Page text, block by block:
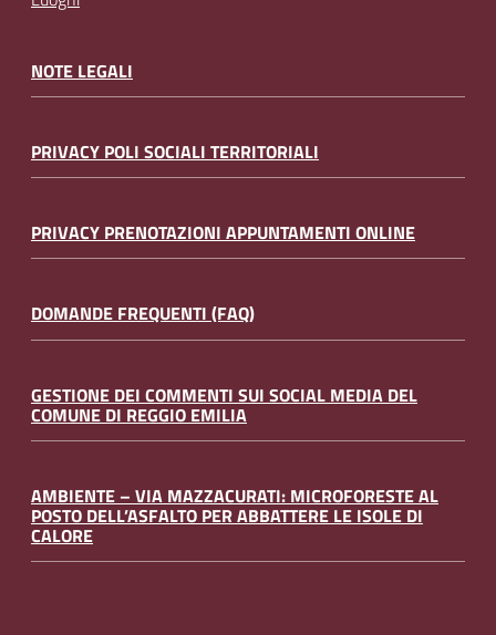
NOTE LEGALI
PRIVACY POLI SOCIALI TERRITORIALI
PRIVACY PRENOTAZIONI APPUNTAMENTI ONLINE
DOMANDE FREQUENTI (FAQ)
GESTIONE DEI COMMENTI SUI SOCIAL MEDIA DEL
COMUNE DI REGGIO EMILIA
AMBIENTE – VIA MAZZACURATI: MICROFORESTE AL
POSTO DELL’ASFALTO PER ABBATTERE LE ISOLE DI
CALORE